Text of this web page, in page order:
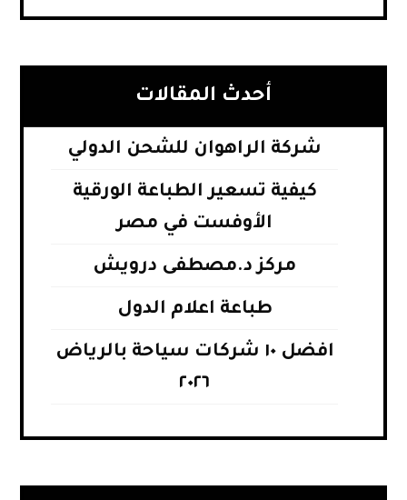
أحدث المقالات
شركة الراهوان للشحن الدولي
كيفية تسعير الطباعة الورقية
الأوفست في مصر
مركز د.مصطفى درويش
طباعة اعلام الدول
افضل ١٠ شركات سياحة بالرياض
٢٠٢٦